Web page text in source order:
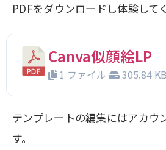
PDFをダウンロードし体験して
Canva似顔絵LP
1 ファイル 305.84 KB
テンプレートの編集にはアカウ
す。